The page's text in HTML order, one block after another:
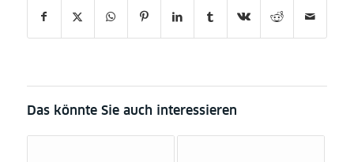
Das könnte Sie auch interessieren